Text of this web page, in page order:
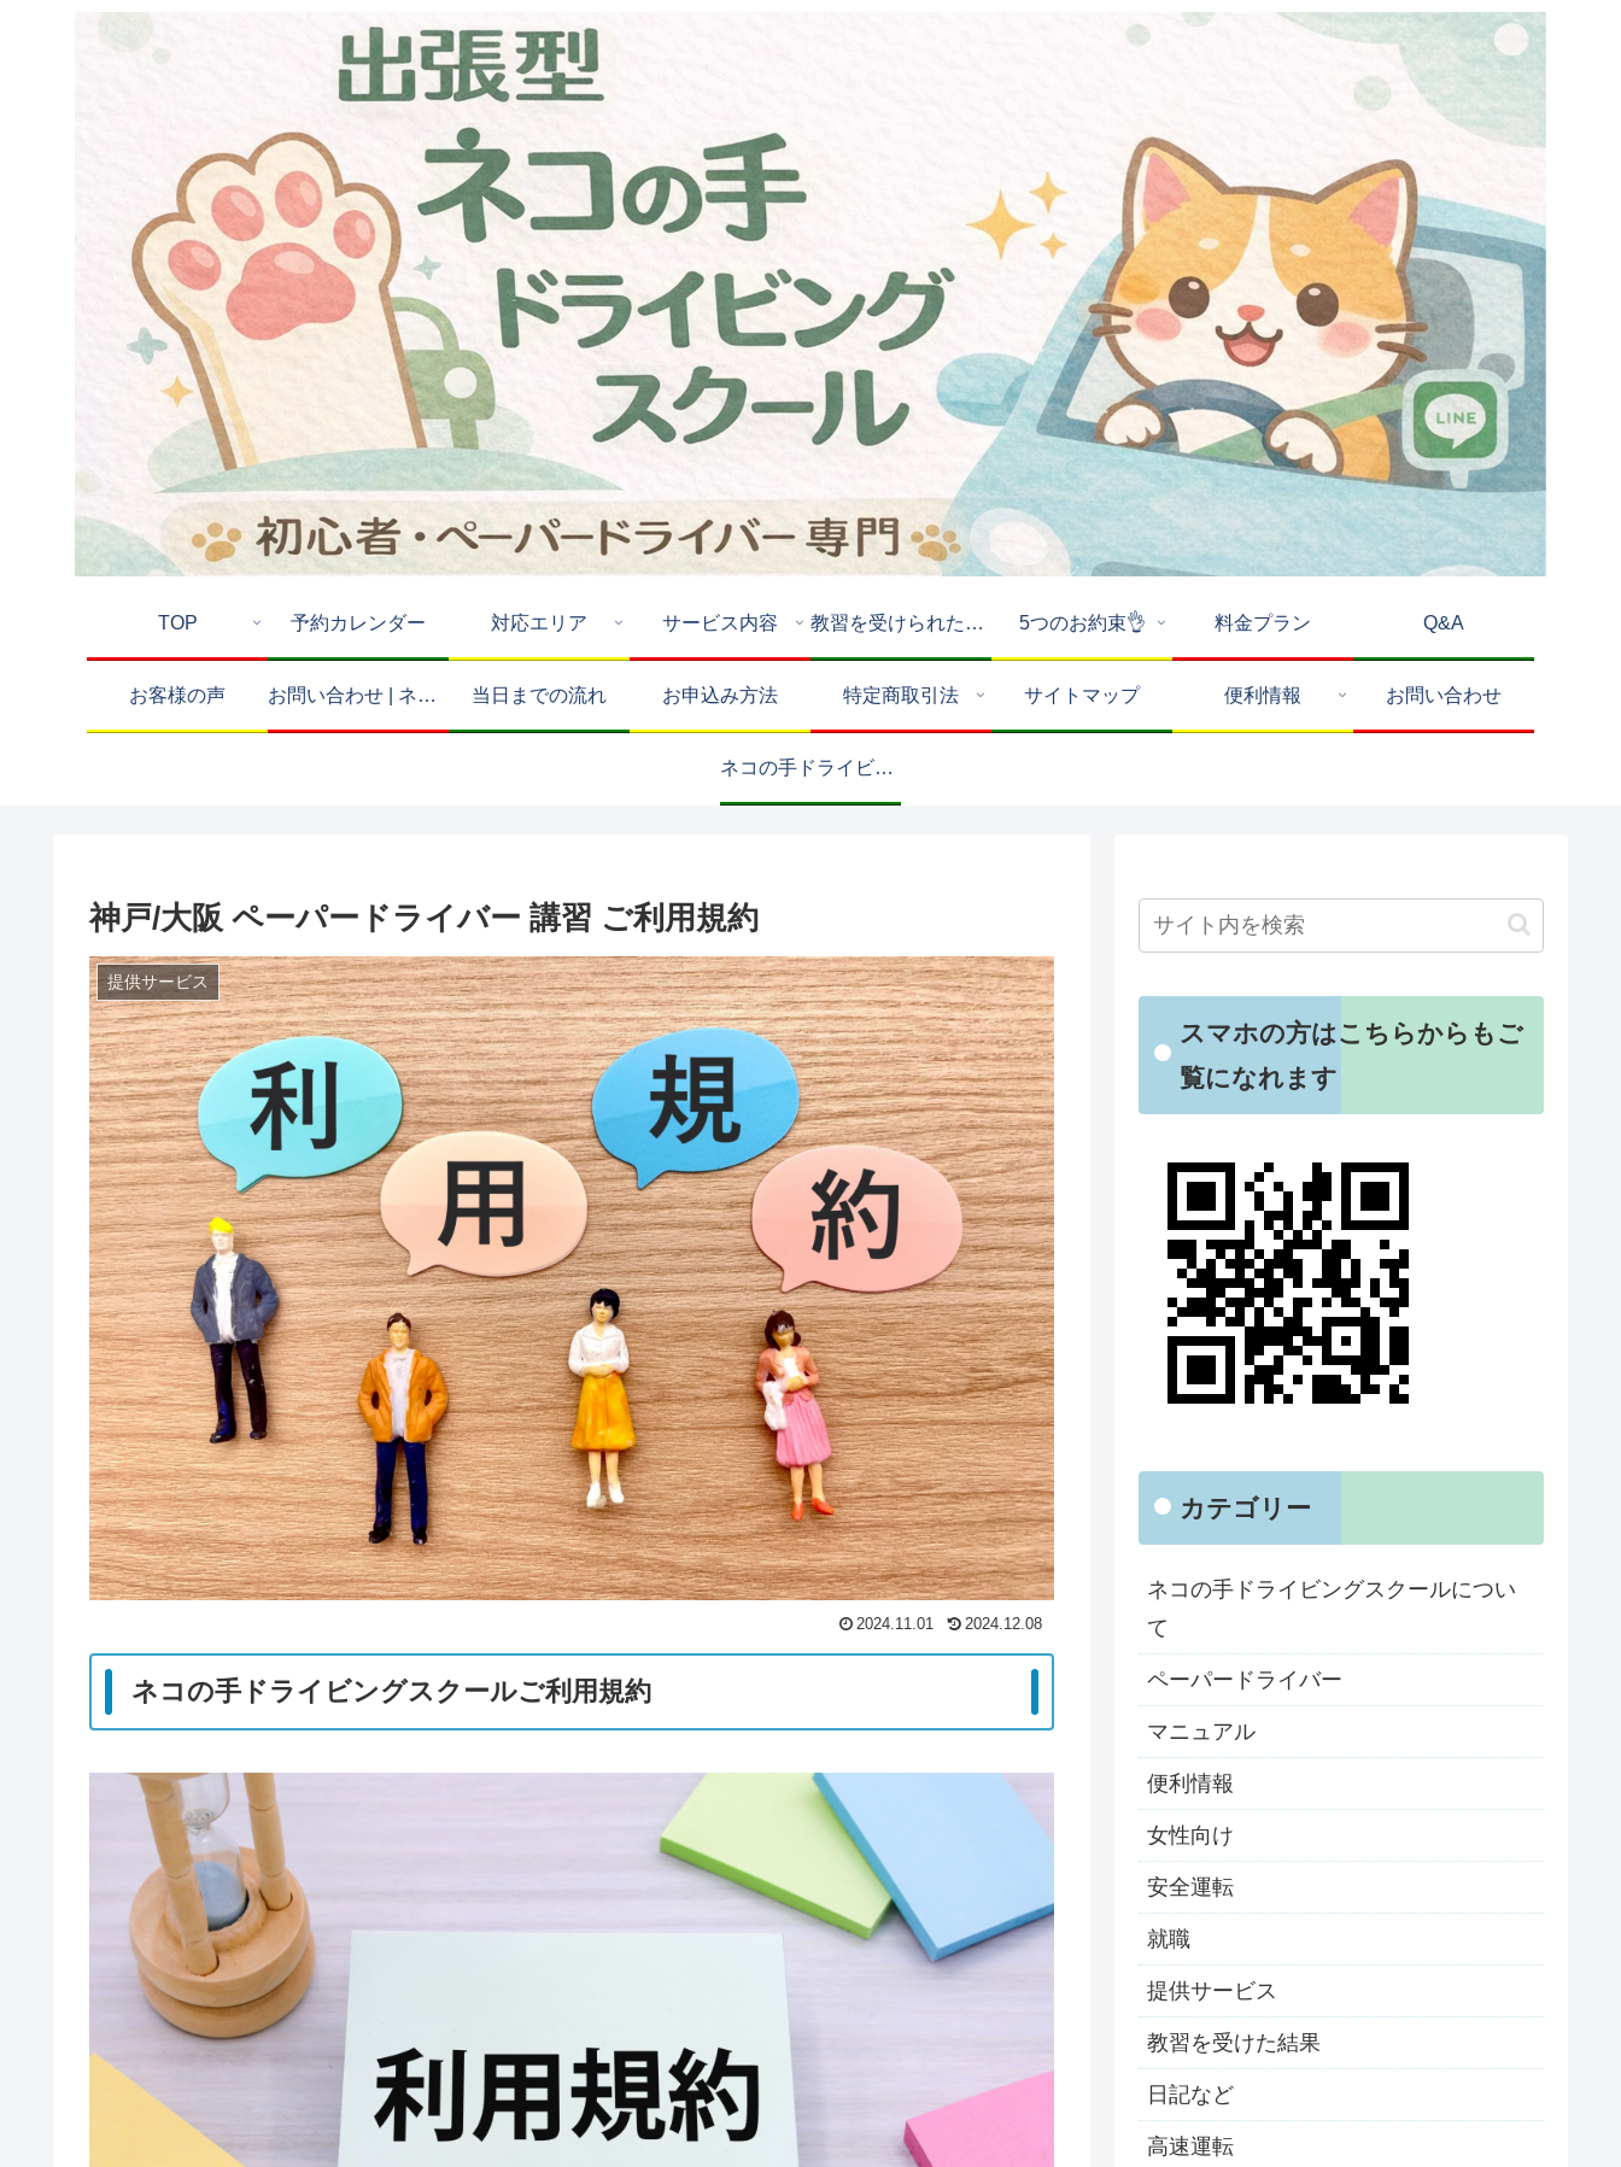
TOP 予約カレンダー 対応エリア サービス内容 教習を受けられたお客様 5つのお約束👌 料金プラン Q&A
お客様の声 お問い合わせ | ネコの手ドライビングスクール 当日までの流れ お申込み方法 特定商取引法 サイトマップ 便利情報 お問い合わせ
ネコの手ドライビングスクールについて🚗💨
神戸/大阪 ペーパードライバー 講習 ご利用規約
提供サービス
2024.11.01 2024.12.08
​ネコの手ドライビングスクールご利用規約
スマホの方はこちらからもご
覧になれます
カテゴリー
ネコの手ドライビングスクールについ
て
ペーパードライバー
マニュアル
便利情報
女性向け
安全運転
就職
提供サービス
教習を受けた結果
日記など
高速運転